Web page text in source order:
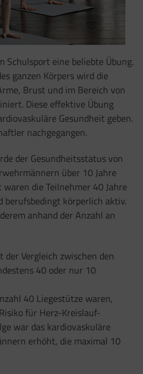
Schulsport eine beliebte Übung.
ganzen Körpers wird die
Brust und im Bereich von
Diese effektive Übung
Gesundheit geben.
nachgegangen.
der Gesundheitsstatus von
über 10 Jahre
die Teilnehmer 40 Jahre
körperlich aktiv.
anhand der Anzahl an
der Vergleich zwischen den
40 oder nur 10
40 Liegestütze waren,
für Herz-Kreislauf-
war das kardiovaskuläre
erhöht, die maximal 10